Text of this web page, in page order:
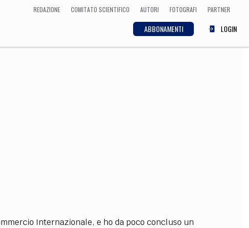
REDAZIONE COMITATO SCIENTIFICO AUTORI FOTOGRAFI PARTNER
ABBONAMENTI LOGIN
Internazionale, e ho da poco concluso un